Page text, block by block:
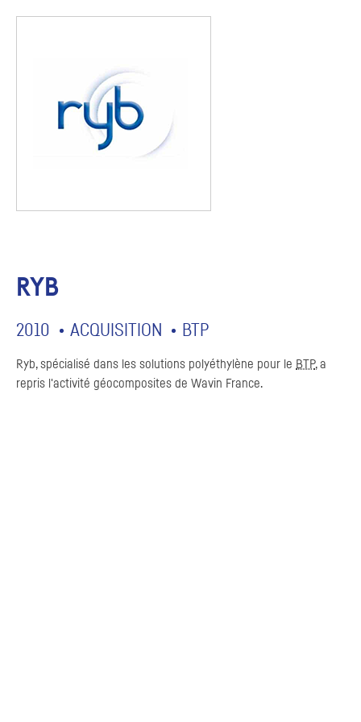
RYB
2010 ACQUISITION BTP
Ryb, spécialisé dans les solutions polyéthylène pour le BTP, a
repris l'activité géocomposites de Wavin France.